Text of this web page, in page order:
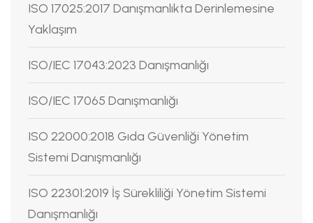
ISO 17025:2017 Danışmanlıkta Derinlemesine
Yaklaşım
ISO/IEC 17043:2023 Danışmanlığı
ISO/IEC 17065 Danışmanlığı
ISO 22000:2018 Gıda Güvenliği Yönetim
Sistemi Danışmanlığı
ISO 22301:2019 İş Sürekliliği Yönetim Sistemi
Danışmanlığı